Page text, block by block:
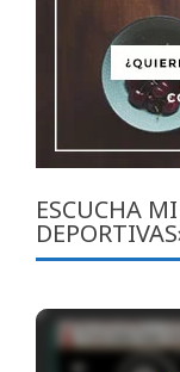
ESCUCHA